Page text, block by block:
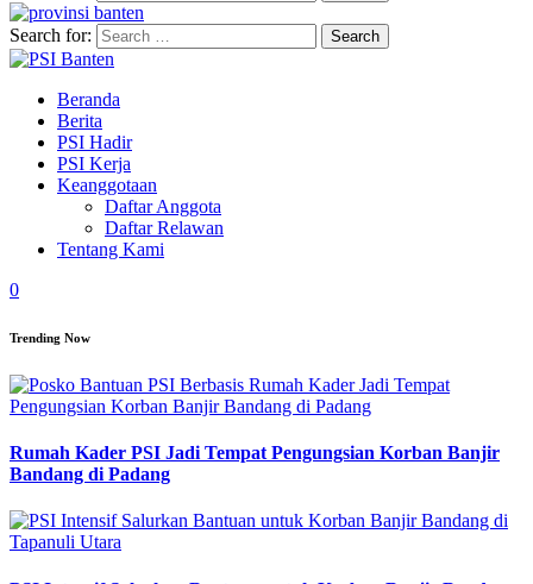
Search for:
Beranda
Berita
PSI Hadir
PSI Kerja
Keanggotaan
Daftar Anggota
Daftar Relawan
Tentang Kami
0
Trending Now
Rumah Kader PSI Jadi Tempat Pengungsian Korban Banjir
Bandang di Padang